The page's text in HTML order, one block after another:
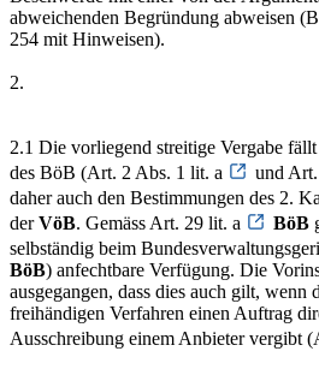
abweichenden Begründung abweisen
254 mit Hinweisen).
2.
2.1 Die vorliegend streitige Vergabe
des BöB (Art. 2 Abs. 1 lit. a
und
daher auch den Bestimmungen des 2.
derVöB. Gemäss Art. 29 lit. a BöB
selbständig beim
BöB) anfechtbare Verfügung. Die
ausgegangen, dass dies auch gilt, wenn
freihändigen Verfahren einen Auftrag
Ausschreibung einem Anbieter vergibt